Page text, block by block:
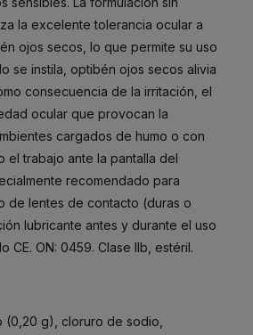
la excelente tolerancia ocular a
ojos secos, lo que permite su uso
se instila, optibén ojos secos alivia
consecuencia de la irritación, el
ocular que provocan la
cargados de humo o con
el trabajo ante la pantalla del
recomendado para
de lentes de contacto (duras o
lubricante antes y durante el uso
CE. ON: 0459. Clase IIb, estéril.
(0,20 g), cloruro de sodio,